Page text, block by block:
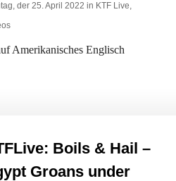
der 25. April 2022 in KTF Live,
Amerikanisches Englisch
Boils & Hail –
Groans under